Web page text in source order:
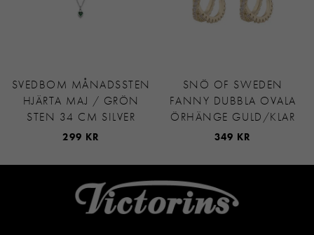
SVEDBOM MÅNADSSTEN
HJÄRTA MAJ / GRÖN
STEN 34 CM SILVER
299 KR
SNÖ OF SWEDEN
FANNY DUBBLA OVALA
ÖRHÄNGE GULD/KLAR
349 KR